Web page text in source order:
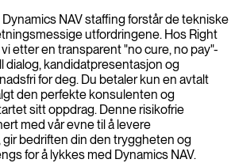
NAV staffing forstår de tekniske
utfordringene. Hos Right
etter en transparent "no cure, no pay"-
dialog, kandidatpresentasjon og
for deg. Du betaler kun en avtalt
den perfekte konsulenten og
sitt oppdrag. Denne risikofrie
med vår evne til å levere
bedriften din den tryggheten og
for å lykkes med Dynamics NAV.